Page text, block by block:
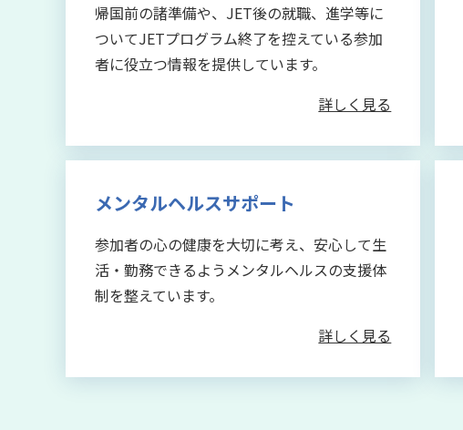
帰国前の諸準備や、JET後の就職、進学等に
ついてJETプログラム終了を控えている参加
者に役立つ情報を提供しています。
詳しく見る
メンタルヘルスサポート
参加者の心の健康を大切に考え、安心して生
活・勤務できるようメンタルヘルスの支援体
制を整えています。
詳しく見る